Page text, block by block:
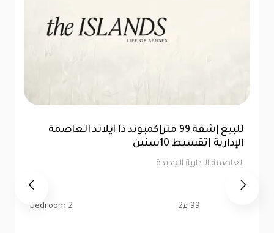
للبيع |شقة 99 متر|كمبوند ذا ايلاند العاصمة
الإدارية |تقسيط 10سنين
العاصمة الادارية الجديدة
99 م2 2 bedroom